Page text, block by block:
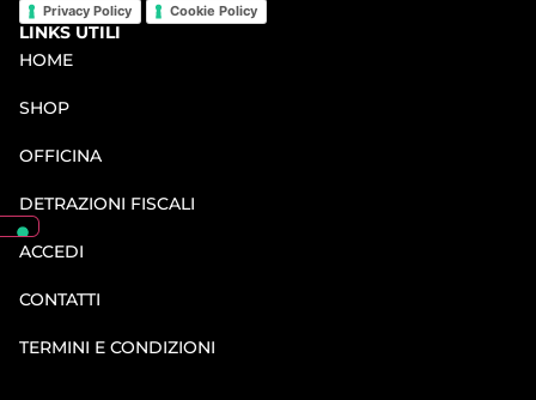
Privacy Policy Cookie Policy
LINKS UTILI
HOME
SHOP
OFFICINA
DETRAZIONI FISCALI
ACCEDI
CONTATTI
TERMINI E CONDIZIONI